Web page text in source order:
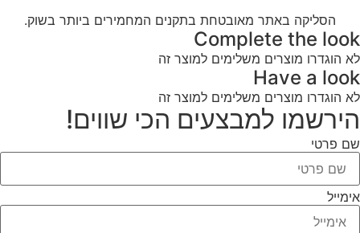
הסליקה באתר מאובטחת בתקנים המחמירים ביותר בשוק.
Complete the look
לא הוגדרו מוצרים משלימים למוצר זה
Have a look
לא הוגדרו מוצרים משלימים למוצר זה
הירשמו למבצעים הכי שווים!
שם פרטי
אימייל